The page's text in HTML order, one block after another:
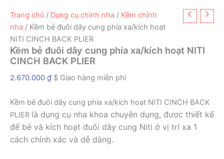
Trang chủ / Dụng cụ chỉnh nha / Kềm chỉnh
nha / Kềm bẻ đuôi dây cung phía xa/kích hoạt
NITI CINCH BACK PLIER
Kềm bẻ đuôi dây cung phía xa/kích hoạt NITI
CINCH BACK PLIER
2.670.000 ₫ $ Giao hàng miễn phí
Kềm bẻ đuôi dây cung phía xa/kích hoạt NITI CINCH BACK
PLIER là dụng cụ nha khoa chuyên dụng, được thiết kế
để bẻ và kích hoạt đuôi dây cung Niti ở vị trí xa 1
cách chính xác và dễ dàng.